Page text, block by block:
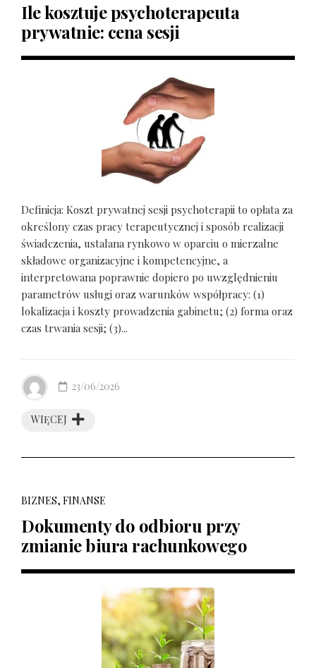
Ile kosztuje psychoterapeuta
prywatnie: cena sesji
Definicja: Koszt prywatnej sesji psychoterapii to opłata za
określony czas pracy terapeutycznej i sposób realizacji
świadczenia, ustalana rynkowo w oparciu o mierzalne
składowe organizacyjne i kompetencyjne, a
interpretowana poprawnie dopiero po uwzględnieniu
parametrów usługi oraz warunków współpracy: (1)
lokalizacja i koszty prowadzenia gabinetu; (2) forma oraz
czas trwania sesji; (3)...
WIĘCEJ
23/06/2026
BIZNES, FINANSE
Dokumenty do odbioru przy
zmianie biura rachunkowego